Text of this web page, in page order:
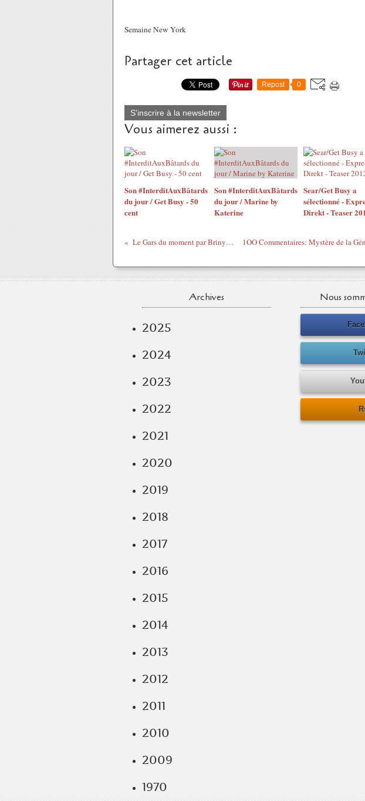
Semaine New York
Partager cet article
Repost 0
S'inscrire à la newsletter
Vous aimerez aussi :
Son #InterditAuxBâtards
du jour / Get Busy - 50
cent
Son #InterditAuxBâtards
du jour / Marine by
Katerine
Sear/Get Busy a
sélectionné -
Direkt - Teaser
Le Gars du moment par Briny Gorvien-Rupert en juillet 2010 Ahzagen
Archives
2025
2024
2023
2022
2021
2020
2019
2018
2017
2016
2015
2014
2013
2012
2011
2010
2009
1970
Nous